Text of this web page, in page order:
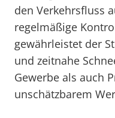
den Verkehrsfluss
regelmäßige
gewährleistet der
und zeitnahe
Gewerbe als auch
unschätzbarem